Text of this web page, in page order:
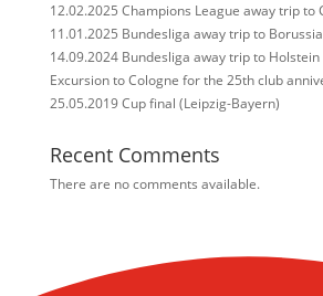
12.02.2025 Champions League away trip to
11.01.2025 Bundesliga away trip to
14.09.2024 Bundesliga away trip to Holstein
Excursion to Cologne for the 25th club
25.05.2019 Cup final (Leipzig-Bayern)
Recent Comments
There are no comments available.